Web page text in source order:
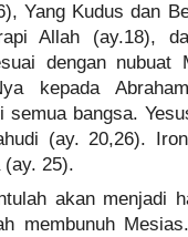
Yang Kudus dan
Allah (ay.18),
dengan
kepada
semua bangsa.
(ay. 20,26).
(ay. 25).
akan menjadi
membunuh